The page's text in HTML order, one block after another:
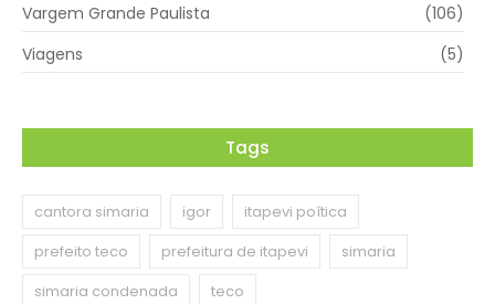
Vargem Grande Paulista
(106)
Viagens
(5)
Tags
cantora simaria igor
itapevi poítica
prefeito teco
prefeitura de itapevi
simaria
simaria condenada
teco